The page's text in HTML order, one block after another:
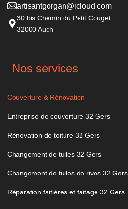
artisantgorgan@icloud.com
30 bis Chemin du Petit Couget
32000 Auch
Nos services
Couverture & Rénovation
Entreprise de couverture 32 Gers
Rénovation de toiture 32 Gers
Changement de tuiles 32 Gers
Changement de tuiles de rives 32 Gers
Réparation faitières et faitage 32 Gers